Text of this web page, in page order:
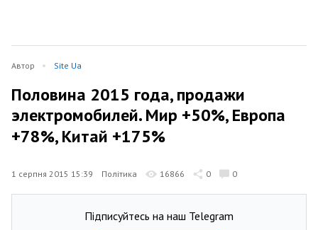
Автор Site Ua
Половина 2015 года, продажи
электромобилей. Мир +50%, Европа
+78%, Китай +175%
1 серпня 2015 15:39 Політика 16866 0 0
Підписуйтесь на наш Telegram